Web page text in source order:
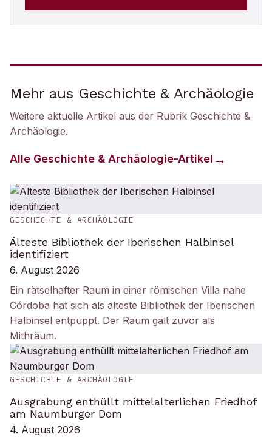
Mehr aus Geschichte & Archäologie
Weitere aktuelle Artikel aus der Rubrik Geschichte &
Archäologie.
Alle Geschichte & Archäologie-Artikel
GESCHICHTE & ARCHÄOLOGIE
Älteste Bibliothek der Iberischen Halbinsel
identifiziert
6. August 2026
Ein rätselhafter Raum in einer römischen Villa nahe
Córdoba hat sich als älteste Bibliothek der Iberischen
Halbinsel entpuppt. Der Raum galt zuvor als
Mithräum.
GESCHICHTE & ARCHÄOLOGIE
Ausgrabung enthüllt mittelalterlichen Friedhof
am Naumburger Dom
4. August 2026